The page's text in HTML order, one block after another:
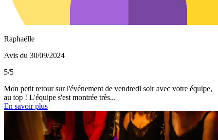
Raphaëlle
Avis du 30/09/2024
5/5
Mon petit retour sur l'événement de vendredi soir avec votre équipe,
au top ! L'équipe s'est montrée très...
En savoir plus